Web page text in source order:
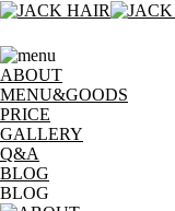
ABOUT
MENU&GOODS
PRICE
GALLERY
Q&A
BLOG
BLOG